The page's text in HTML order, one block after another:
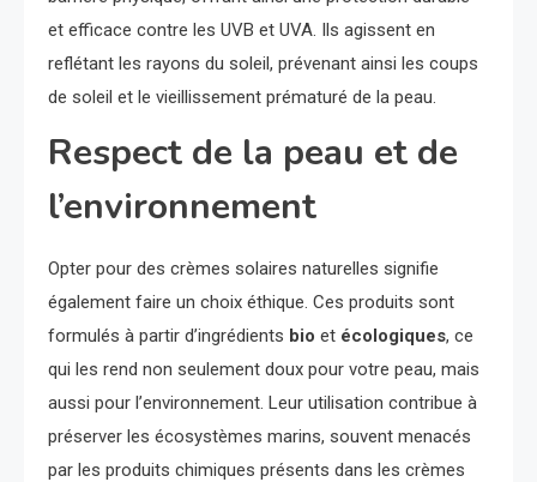
et efficace contre les UVB et UVA. Ils agissent en
reflétant les rayons du soleil, prévenant ainsi les coups
de soleil et le vieillissement prématuré de la peau.
Respect de la peau et de
l’environnement
Opter pour des crèmes solaires naturelles signifie
également faire un choix éthique. Ces produits sont
formulés à partir d’ingrédients bio et écologiques, ce
qui les rend non seulement doux pour votre peau, mais
aussi pour l’environnement. Leur utilisation contribue à
préserver les écosystèmes marins, souvent menacés
par les produits chimiques présents dans les crèmes